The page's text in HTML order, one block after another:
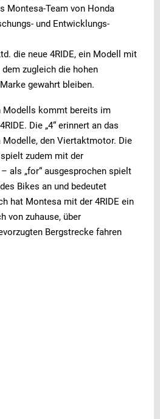
Montesa-Team von Honda
und Entwicklungs-
die neue 4RIDE, ein Modell mit
zugleich die hohen
gewahrt bleiben.
Modells kommt bereits im
Die „4“ erinnert an das
den Viertaktmotor. Die
zudem mit der
als „for“ ausgesprochen spielt
Bikes an und bedeutet
hat Montesa mit der 4RIDE ein
von zuhause, über
Bergstrecke fahren